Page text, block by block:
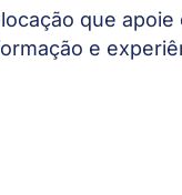
que
e